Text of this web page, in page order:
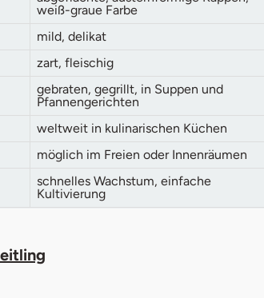
weiß-graue Farbe
mild, delikat
zart, fleischig
gebraten, gegrillt, in Suppen und
Pfannengerichten
weltweit in kulinarischen Küchen
möglich im Freien oder Innenräumen
schnelles Wachstum, einfache
Kultivierung